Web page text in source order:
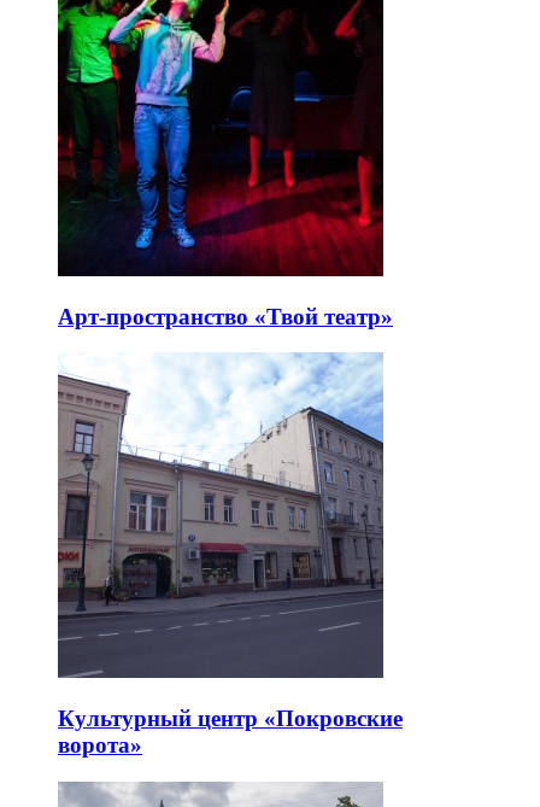
Арт-пространство «Твой театр»
Культурный центр «Покровские
ворота»